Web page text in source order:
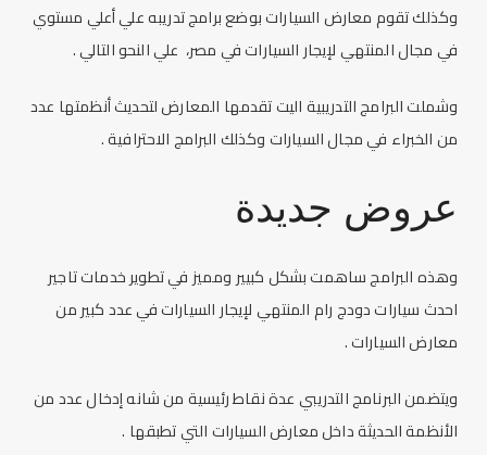
وكذلك تقوم معارض السيارات بوضع برامج تدريبه علي أعلي مستوي
في مجال المنتهي لإيجار السيارات في مصر، علي النحو التالي .
وشملت البرامج التدريبية اليت تقدمها المعارض لتحديث أنظمتها عدد
من الخبراء في مجال السيارات وكذلك البرامج الاحترافية .
عروض جديدة
وهذه البرامج ساهمت بشكل كبيير ومميز في تطوير خدماتتاجير
احدث سيارات دودج رام المنتهي لإيجار السيارات في عدد كبير من
معارض السيارات .
ويتضمن البرنامج التدريبي عدة نقاط رئيسية من شانه إدخال عدد من
الأنظمة الحديثة داخل معارض السيارات التي تطبقها .